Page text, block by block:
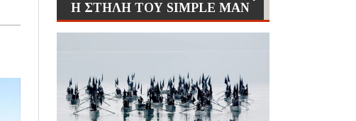
Η ΣΤΗΛΗ ΤΟΥ SIMPLE MAN